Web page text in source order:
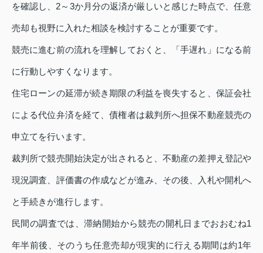
を確認し、2～3か月分の返済が厳しいと感じた時点で、任意
売却も視野に入れた相談を検討することが重要です。
競売に進む前の流れを理解しておくと、「手遅れ」になる前
に行動しやすくなります。
住宅ローンの延滞が続き期限の利益を喪失すると、保証会社
による代位弁済を経て、債権者は裁判所へ担保不動産競売の
申立てを行います。
裁判所で競売開始決定が出されると、不動産の差押え登記や
現況調査、評価書の作成などが進み、その後、入札や開札へ
と手続きが進行します。
民間の調査では、滞納開始から競売の開札日までおおむね1
年半前後、そのうち任意売却が現実的に行える期間は約1年